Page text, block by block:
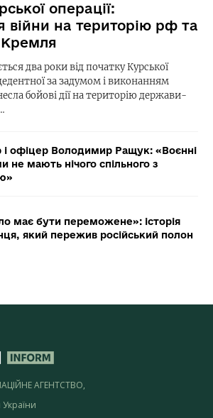
операції:
війни на територію рф та
Кремля
два роки від початку Курської
за задумом і виконанням
бойові дії на територію держави-
і офіцер Володимир Ращук: «Воєнні
не мають нічого спільного з
має бути переможене»: історія
який пережив російський полон
АГЕНТСТВО,